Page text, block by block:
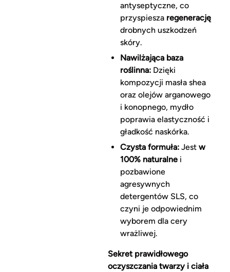
antyseptyczne, co
przyspiesza regenerację
drobnych uszkodzeń
skóry.
Nawilżająca baza
roślinna:Dzięki
kompozycji masła shea
oraz olejów arganowego
i konopnego, mydło
poprawia elastyczność i
gładkość naskórka.
Czysta formuła:Jest w
100% naturalnei
pozbawione
agresywnych
detergentów SLS, co
czyni je odpowiednim
wyborem dla cery
wrażliwej.
Sekret prawidłowego
oczyszczania twarzy i ciała